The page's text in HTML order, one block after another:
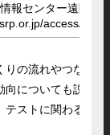
報センター遠隔
access/
りの流れやつなが
向についても説明し
テストに関わる方